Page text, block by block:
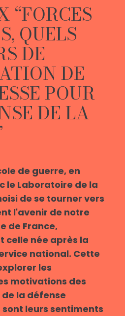
“FORCES
QUELS
DE
DE
POUR
DE LA
de guerre, en
le Laboratoire de la
de se tourner vers
l'avenir de notre
de France,
celle née après la
national. Cette
les
motivations des
la défense
leurs sentiments